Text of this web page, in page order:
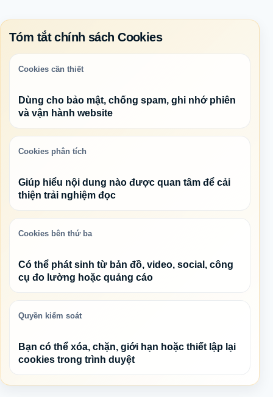
Tóm tắt chính sách Cookies
Cookies cần thiết
Dùng cho bảo mật, chống spam, ghi nhớ phiên
và vận hành website
Cookies phân tích
Giúp hiểu nội dung nào được quan tâm để cải
thiện trải nghiệm đọc
Cookies bên thứ ba
Có thể phát sinh từ bản đồ, video, social, công
cụ đo lường hoặc quảng cáo
Quyền kiểm soát
Bạn có thể xóa, chặn, giới hạn hoặc thiết lập lại
cookies trong trình duyệt